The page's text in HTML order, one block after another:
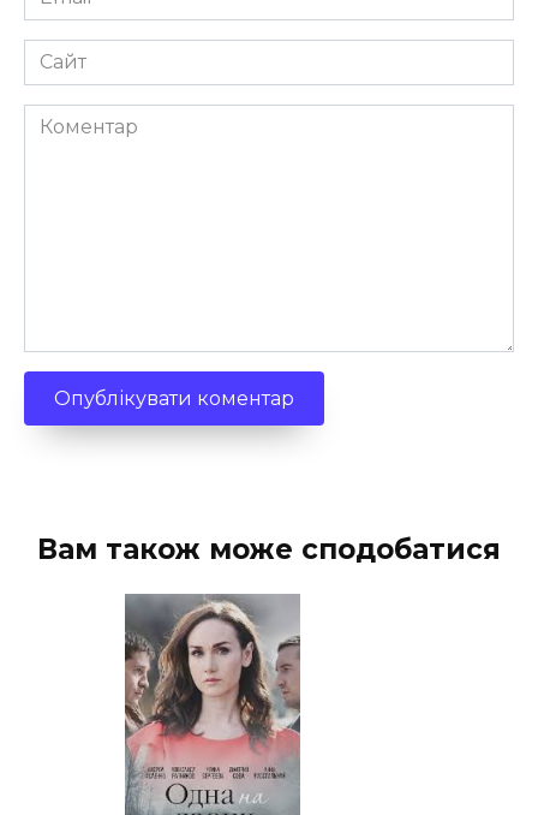
*
Сайт
Коментар
Вам також може сподобатися